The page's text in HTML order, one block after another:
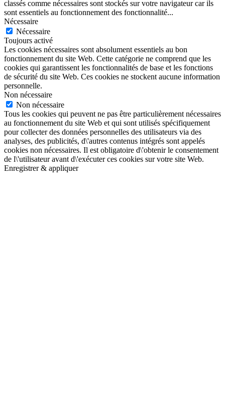
classés comme nécessaires sont stockés sur votre navigateur car ils
sont essentiels au fonctionnement des fonctionnalité...
Nécessaire
Nécessaire
Toujours activé
Les cookies nécessaires sont absolument essentiels au bon
fonctionnement du site Web. Cette catégorie ne comprend que les
cookies qui garantissent les fonctionnalités de base et les fonctions
de sécurité du site Web. Ces cookies ne stockent aucune information
personnelle.
Non nécessaire
Non nécessaire
Tous les cookies qui peuvent ne pas être particulièrement nécessaires
au fonctionnement du site Web et qui sont utilisés spécifiquement
pour collecter des données personnelles des utilisateurs via des
analyses, des publicités, d\'autres contenus intégrés sont appelés
cookies non nécessaires. Il est obligatoire d\'obtenir le consentement
de l\'utilisateur avant d\'exécuter ces cookies sur votre site Web.
Enregistrer & appliquer